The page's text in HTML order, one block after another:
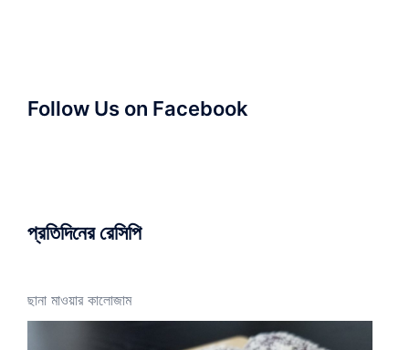
Follow Us on Facebook
প্রতিদিনের রেসিপি
ছানা মাওয়ার কালোজাম